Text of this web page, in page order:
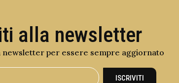
alla newsletter
newsletter per essere sempre aggiornato
ISCRIVITI